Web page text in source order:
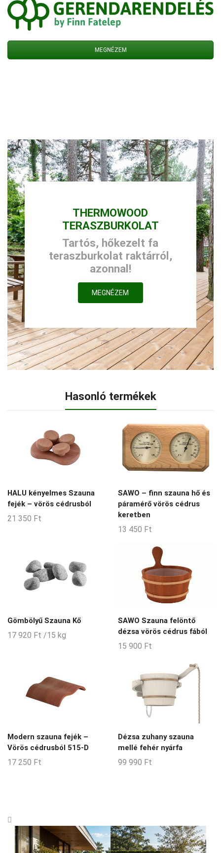
MEGNÉZEM
THERMOWOOD
TERASZBURKOLAT
Tartós, hőkezelt fa
teraszburkolat raktárról,
azonnal!
MEGNÉZEM
Hasonló termékek
HALU kényelmes Szauna
fejék – vörös cédrusból
21 350 Ft
SAWO – finn szauna hő és
páramérő vörös cédrus
keretben
13 450 Ft
Gömbölyű Szauna Kő
17 920 Ft /15 kg
SAWO Szauna felöntő
dézsa vörös cédrus fából
15 900 Ft
Modern szauna fejék –
Vörös cédrusból 515-D
17 250 Ft
Dézsa zuhany szauna
mellé fehér nyárfa
99 990 Ft